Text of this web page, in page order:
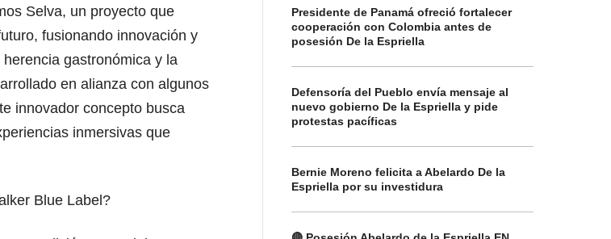
Selva, un proyecto que
fusionando innovación y
gastronómica y la
en alianza con algunos
innovador concepto busca
inmersivas que
Blue Label?
Presidente de Panamá ofreció fortalecer
cooperación con Colombia antes de
posesión De la Espriella
Defensoría del Pueblo envía mensaje al
nuevo gobierno De la Espriella y pide
protestas pacíficas
Bernie Moreno felicita a Abelardo De la
Espriella por su investidura